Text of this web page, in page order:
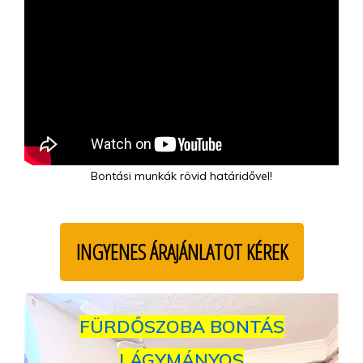
Bontási munkák rövid határidővel!
INGYENES ÁRAJÁNLATOT KÉREK
FÜRDŐSZOBA BONTÁS